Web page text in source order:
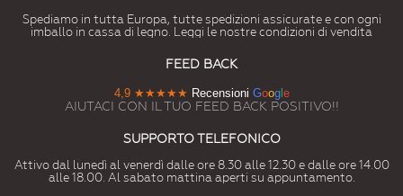
Spediamo in tutta Europa, tutte spedizioni assicurate e con ogni
imballo in cassa di legno. Leggi le nostre condizioni di vendita
FEED BACK
4,9 ★★★★★ Recensioni Googl e
AIUTACI CON IL TUO FEED BACK POSITIVO!!
SUPPORTO TELEFONICO
Attivo dal lunedì al venerdì dalle ore 8.30 alle 12.30 e dalle ore 14.00
alle 18.00. Al sabato mattina aperti su appuntamento.